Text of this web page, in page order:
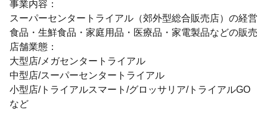
事業内容：
スーパーセンタートライアル（郊外型総合販売店）の経営
食品・生鮮食品・家庭用品・医療品・家電製品などの販売
店舗業態：
大型店/メガセンタートライアル
中型店/スーパーセンタートライアル
小型店/トライアルスマート/グロッサリア/トライアルGO
など